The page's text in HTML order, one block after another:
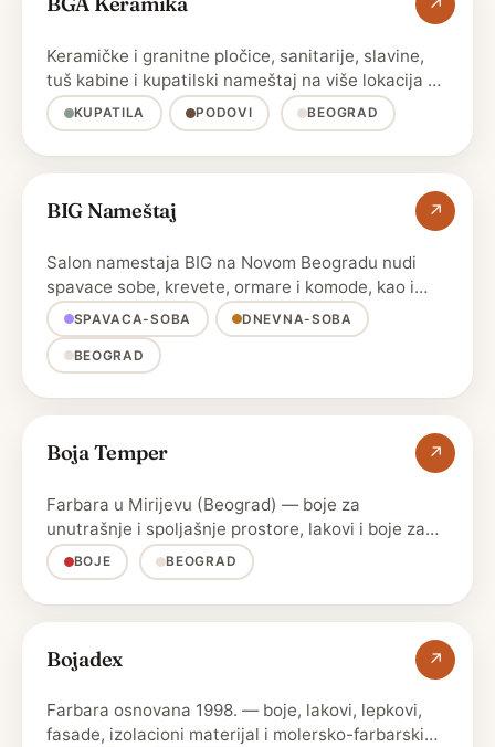
↗
Keramičke i granitne pločice, sanitarije, slavine,
tuš kabine i kupatilski nameštaj na više lokacija u
…
KUPATILA PODOVI BEOGRAD
↗
BIG Nameštaj
Salon namestaja BIG na Novom Beogradu nudi
spavace sobe, krevete, ormare i komode, kao i
tapacirani namestaj …
SPAVACA-SOBA DNEVNA-SOBA
BEOGRAD
↗
Boja Temper
Farbara u Mirijevu (Beograd) — boje za
unutrašnje i spoljašnje prostore, lakovi i boje za
drvo i metal.
BOJE BEOGRAD
↗
Bojadex
Farbara osnovana 1998. — boje, lakovi, lepkovi,
fasade, izolacioni materijal i molersko-farbarski